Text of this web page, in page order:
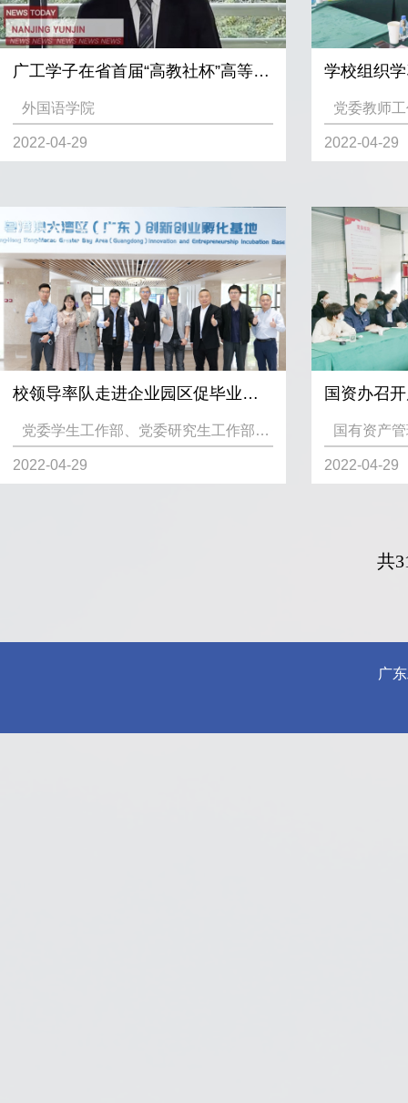
广工学子​在省首届“高教社杯”高等学校（本科）“用外语讲中国故事”优秀短视频作品征集活动中获佳绩
外国语学院
2022-04-29
党委教师
2022-04-29
校领导率队走进企业园区促毕业生高质量就业
党委学生工作部、党委研究生工作部、学生工作处
2022-04-29
国资办召
国有资产
2022-04-29
共
广